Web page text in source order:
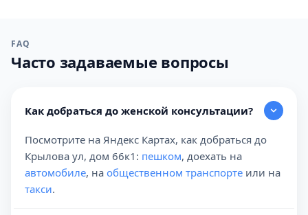
FAQ
Часто задаваемые вопросы
Как добраться до женской консультации?
Посмотрите на Яндекс Картах, как добраться до
Крылова ул, дом 66к1: пешком, доехать на
автомобиле, на общественном транспорте или на
такси.